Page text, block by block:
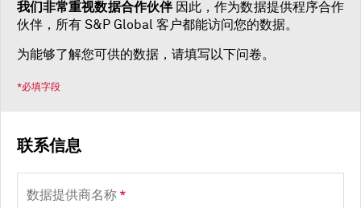
我们非常重视数据合作伙伴因此，作为数据提供程序合作
伙伴，所有 S&P Global 客户都能访问您的数据。
为能够了解您可供的数据，请填写以下问卷。
*必填字段
联系信息
数据提供商名称 *